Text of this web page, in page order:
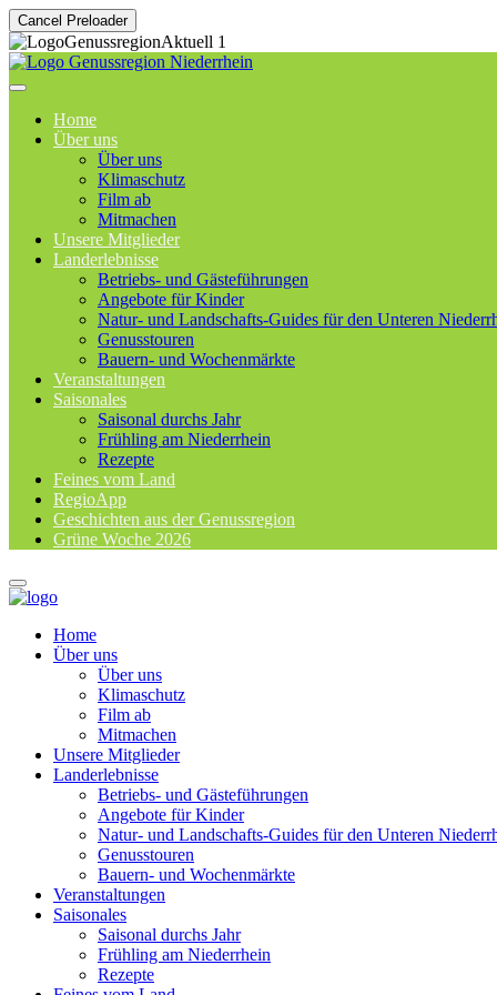
Cancel Preloader
Home
Über uns
Über uns
Klimaschutz
Film ab
Mitmachen
Unsere Mitglieder
Landerlebnisse
Betriebs- und Gästeführungen
Angebote für Kinder
Natur- und Landschafts-Guides für den Unteren
Genusstouren
Bauern- und Wochenmärkte
Veranstaltungen
Saisonales
Saisonal durchs Jahr
Frühling am Niederrhein
Rezepte
Feines vom Land
RegioApp
Geschichten aus der Genussregion
Grüne Woche 2026
Home
Über uns
Über uns
Klimaschutz
Film ab
Mitmachen
Unsere Mitglieder
Landerlebnisse
Betriebs- und Gästeführungen
Angebote für Kinder
Natur- und Landschafts-Guides für den Unteren
Genusstouren
Bauern- und Wochenmärkte
Veranstaltungen
Saisonales
Saisonal durchs Jahr
Frühling am Niederrhein
Rezepte